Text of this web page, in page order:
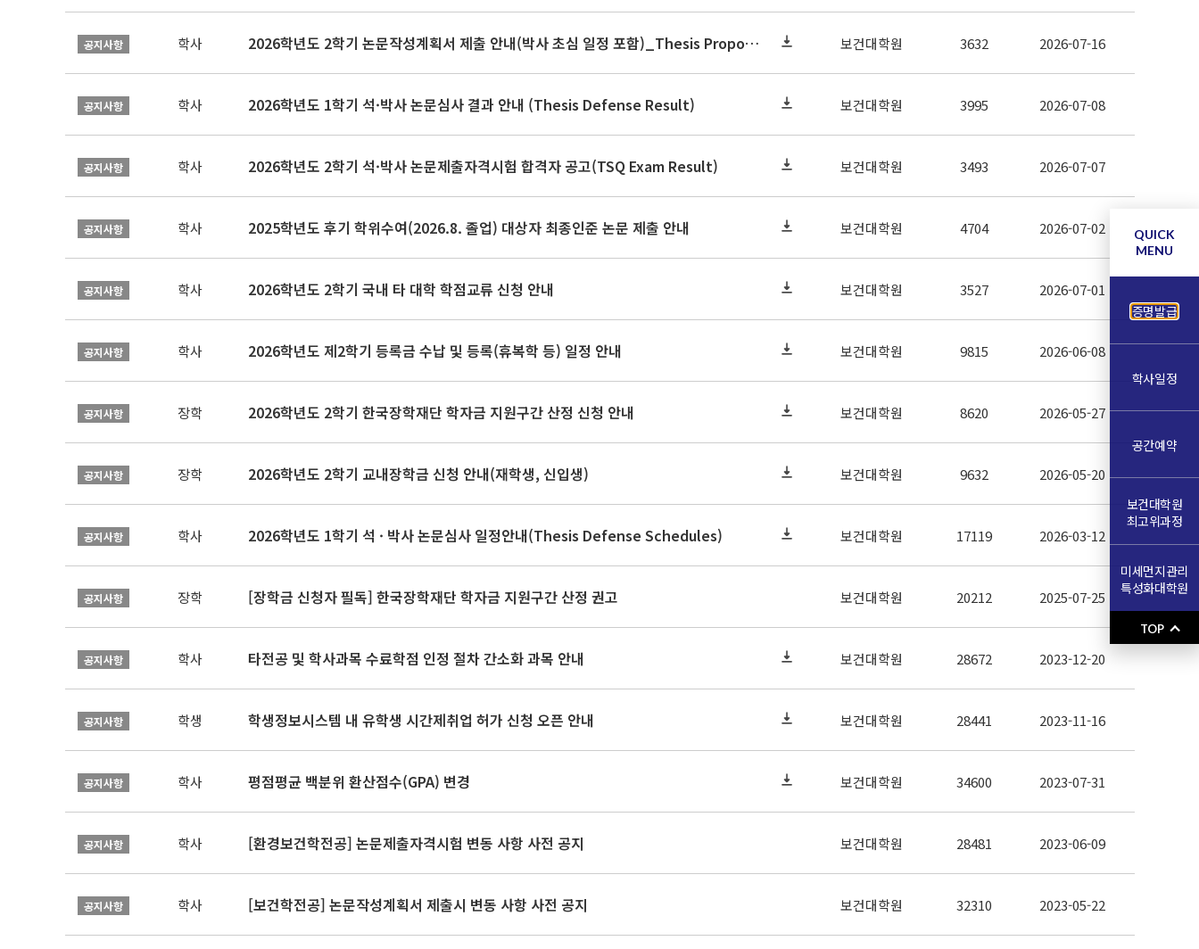
공지사항 학사 2026학년도 2학기 논문작성계획서 제출 안내(박사 초심 일정 포함)_Thesis Proposal 보건대학원 3632 2026-07-16
공지사항 학사 2026학년도 1학기 석·박사 논문심사 결과 안내 (Thesis Defense Result) 보건대학원 3995 2026-07-08
공지사항 학사 2026학년도 2학기 석·박사 논문제출자격시험 합격자 공고(TSQ Exam Result) 보건대학원 3493 2026-07-07
공지사항 학사 2025학년도 후기 학위수여(2026.8. 졸업) 대상자 최종인준 논문 제출 안내 보건대학원 4704 2026-07-02
공지사항 학사 2026학년도 2학기 국내 타 대학 학점교류 신청 안내 보건대학원 3527 2026-07-01
공지사항 학사 2026학년도 제2학기 등록금 수납 및 등록(휴복학 등) 일정 안내 보건대학원 9815 2026-06-08
공지사항 장학 2026학년도 2학기 한국장학재단 학자금 지원구간 산정 신청 안내 보건대학원 8620 2026-05-27
공지사항 장학 2026학년도 2학기 교내장학금 신청 안내(재학생, 신입생) 보건대학원 9632 2026-05-20
공지사항 학사 2026학년도 1학기 석 · 박사 논문심사 일정안내(Thesis Defense Schedules) 보건대학원 17119 2026-03-12
공지사항 장학 [장학금 신청자 필독] 한국장학재단 학자금 지원구간 산정 권고 보건대학원 20212 2025-07-25
공지사항 학사 타전공 및 학사과목 수료학점 인정 절차 간소화 과목 안내 보건대학원 28672 2023-12-20
공지사항 학생 학생정보시스템 내 유학생 시간제취업 허가 신청 오픈 안내 보건대학원 28441 2023-11-16
공지사항 학사 평점평균 백분위 환산점수(GPA) 변경 보건대학원 34600 2023-07-31
공지사항 학사 [환경보건학전공] 논문제출자격시험 변동 사항 사전 공지 보건대학원 28481 2023-06-09
공지사항 학사 [보건학전공] 논문작성계획서 제출시 변동 사항 사전 공지 보건대학원 32310 2023-05-22
QUICK
MENU
증명발급
학사일정
공간예약
보건대학원
최고위과정
미세먼지관리
특성화대학원
TOP